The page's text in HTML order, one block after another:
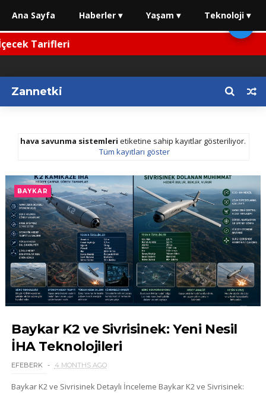
Tarifleri
Zannetki
hava savunma sistemleri etiketine sahip kayıtlar gösteriliyor.
Tüm kayıtları göster
BAYKAR
Baykar K2 ve Sivrisinek: Yeni Nesil
İHA Teknolojileri
EFEBERK 4 MONTHS AGO
Baykar K2 ve Sivrisinek Detaylı İnceleme Baykar K2 ve Sivrisinek:
Ana Sayfa Haberler ▾ Yaşam ▾ Teknoloji ▾